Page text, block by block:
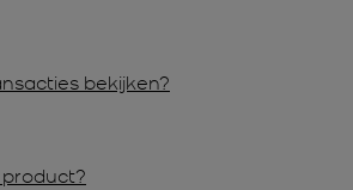
bekijken?